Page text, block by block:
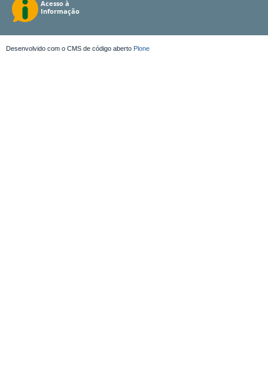
Desenvolvido com o CMS de código aberto Plone